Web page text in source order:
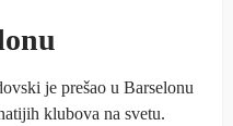
je prešao u Barselonu
klubova na svetu.